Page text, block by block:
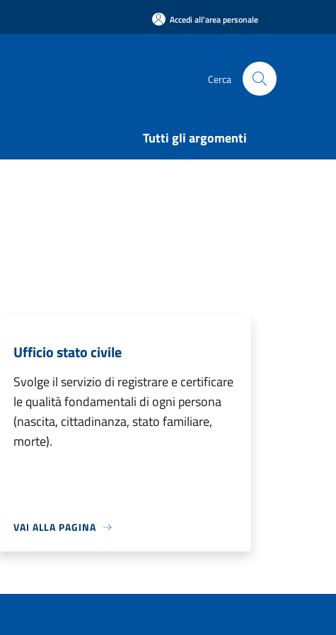
Accedi all'area personale
Cerca
Tutti gli argomenti
Ufficio stato civile
Svolge il servizio di registrare e certificare
le qualità fondamentali di ogni persona
(nascita, cittadinanza, stato familiare,
morte).
VAI ALLA PAGINA